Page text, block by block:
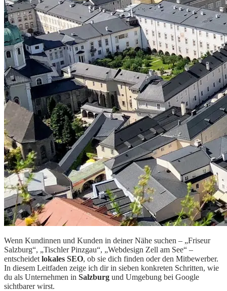
Wenn Kundinnen und Kunden in deiner Nähe suchen – „Friseur
Salzburg“, „Tischler Pinzgau“, „Webdesign Zell am See“ –
entscheidet lokales SEO, ob sie dich finden oder den Mitbewerber.
In diesem Leitfaden zeige ich dir in sieben konkreten Schritten, wie
du als Unternehmen in Salzburg und Umgebung bei Google
sichtbarer wirst.